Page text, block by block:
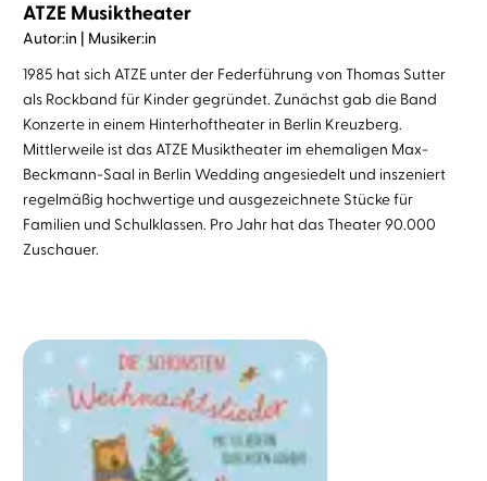
ATZE Musiktheater
Autor:in | Musiker:in
1985 hat sich ATZE unter der Federführung von Thomas Sutter
als Rockband für Kinder gegründet. Zunächst gab die Band
Konzerte in einem Hinterhoftheater in Berlin Kreuzberg.
Mittlerweile ist das ATZE Musiktheater im ehemaligen Max-
Beckmann-Saal in Berlin Wedding angesiedelt und inszeniert
regelmäßig hochwertige und ausgezeichnete Stücke für
Familien und Schulklassen. Pro Jahr hat das Theater 90.000
Zuschauer.